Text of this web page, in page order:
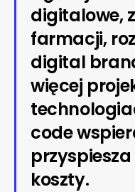
digitalowe,
farmacji,
digital
więcej
code
koszty.